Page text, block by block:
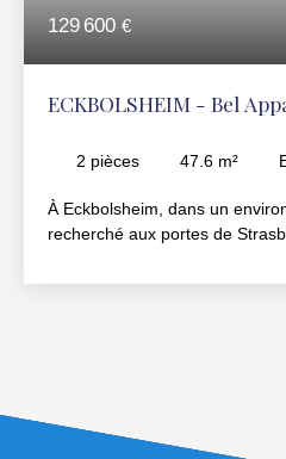
129 600 €
ECKBOLSHEIM - Bel
2 pièces 47.6 m²
À Eckbolsheim, dans un
recherché aux portes de
1er étage d’une copropriété
circulation fluide entre les